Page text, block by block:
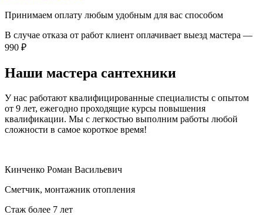
Принимаем оплату любым удобным для вас способом
В случае отказа от работ клиент оплачивает выезд мастера —
990 ₽
Наши мастера сантехники
У нас работают квалифицированные специалисты с опытом
от 9 лет, ежегодно проходящие курсы повышения
квалификации. Мы с легкостью выполним работы любой
сложности в самое короткое время!
Кинченко Роман Васильевич
Сметчик, монтажник отопления
Стаж более 7 лет